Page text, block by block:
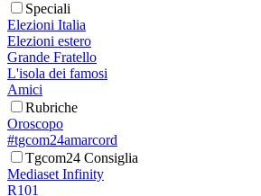
Speciali
Elezioni Italia
Elezioni estero
Grande Fratello
L'isola dei famosi
Amici
Rubriche
Oroscopo
#tgcom24amarcord
Tgcom24 Consiglia
Mediaset Infinity
R101